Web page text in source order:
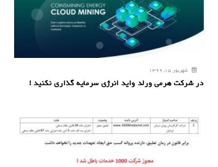
ه
شهریور 15, 1399
در شرکت هرمی ورلد واید انرژی سرمایه گذاری نکنید !